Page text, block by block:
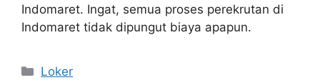
Indomaret. Ingat, semua proses perekrutan di
Indomaret tidak dipungut biaya apapun.
Kategori
Loker